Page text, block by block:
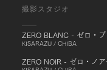
撮影スタジオ
ZERO BLANC - ゼロ・
KISARAZU / CHIBA
ZERO NOIR - ゼロ・ノア